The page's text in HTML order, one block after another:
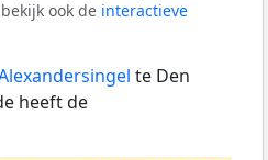
ook de interactieve
te Den
heeft de